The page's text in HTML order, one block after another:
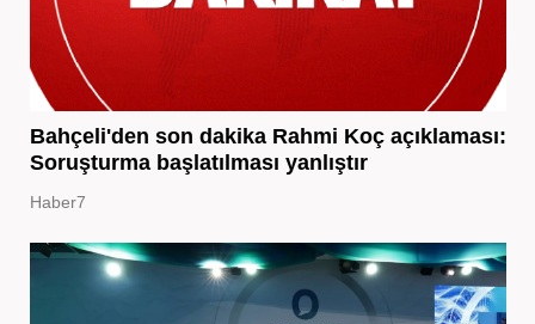
Bahçeli'den son dakika Rahmi Koç açıklaması:
Soruşturma başlatılması yanlıştır
Haber7